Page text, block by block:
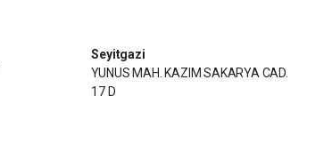
Seyitgazi
YUNUS MAH. KAZIM SAKARYA CAD.
17 D